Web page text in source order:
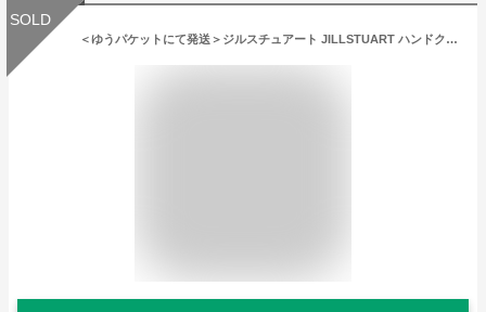
SOLD
＜ゆうパケットにて発送＞ジルスチュアート JILLSTUART ハンドクリームロージーズ30ml＆ロクシタン ローズハンドクリーム30ml ギフトセット プレゼント